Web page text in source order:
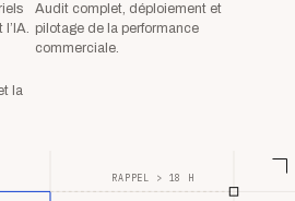
Audit complet, déploiement et
pilotage de la performance
commerciale.
la
RAPPEL > 18 H